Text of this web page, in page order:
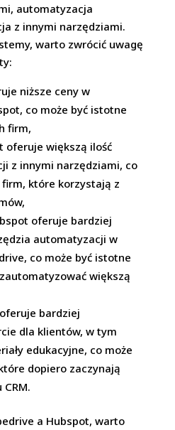
automatyzacja
z innymi narzędziami.
warto zwrócić uwagę
niższe ceny w
co może być istotne
firm,
oferuje większą ilość
z innymi narzędziami, co
firm, które korzystają z
oferuje bardziej
automatyzacji w
co może być istotne
większą
bardziej
dla klientów, w tym
edukacyjne, co może
dopiero zaczynają
a Hubspot, warto